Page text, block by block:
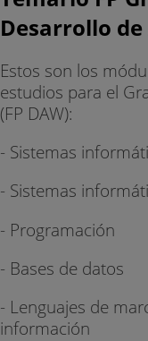
Desarrollo de
Estos son los
estudios para el
(FP DAW):
- Sistemas
- Sistemas
- Programación
- Bases de datos
- Lenguajes de
información